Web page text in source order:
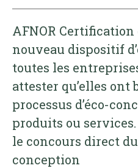
AFNOR
nouveau dispositif
toutes les
attester qu’elles
processus d’éco-
produits ou
le concours direct du
conception